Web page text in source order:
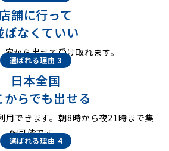
店舗に行って
ばなくていい
家から出せて受け取れます。
選ばれる理由 3
日本全国
からでも出せる
用できます。朝8時から夜21時まで集
配可能です。
選ばれる理由 4